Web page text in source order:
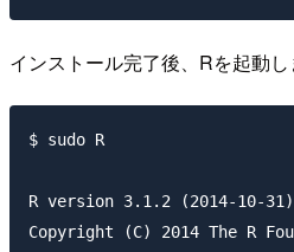
インストール完了後、Rを起動し
$ sudo R
R version 3.1.2 (2014-10-
Copyright (C) 2014 The R